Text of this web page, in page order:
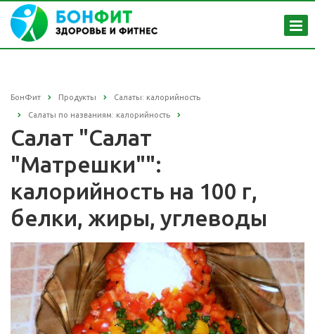
БонФит Продукты Салаты: калорийность
Салаты по названиям: калорийность
Салат "Салат
"Матрешки"":
калорийность на 100 г,
белки, жиры, углеводы